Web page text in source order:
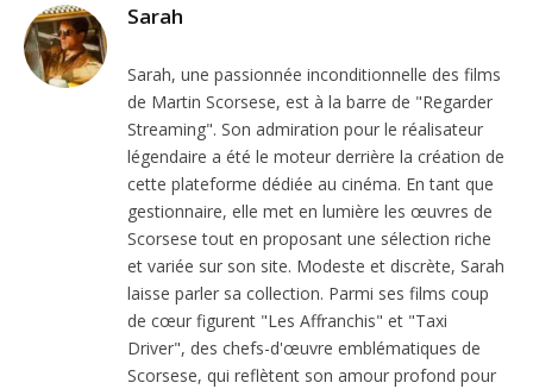
Sarah
Sarah, une passionnée inconditionnelle des films
de Martin Scorsese, est à la barre de "Regarder
Streaming". Son admiration pour le réalisateur
légendaire a été le moteur derrière la création de
cette plateforme dédiée au cinéma. En tant que
gestionnaire, elle met en lumière les œuvres de
Scorsese tout en proposant une sélection riche
et variée sur son site. Modeste et discrète, Sarah
laisse parler sa collection. Parmi ses films coup
de cœur figurent "Les Affranchis" et "Taxi
Driver", des chefs-d'œuvre emblématiques de
Scorsese, qui reflètent son amour profond pour